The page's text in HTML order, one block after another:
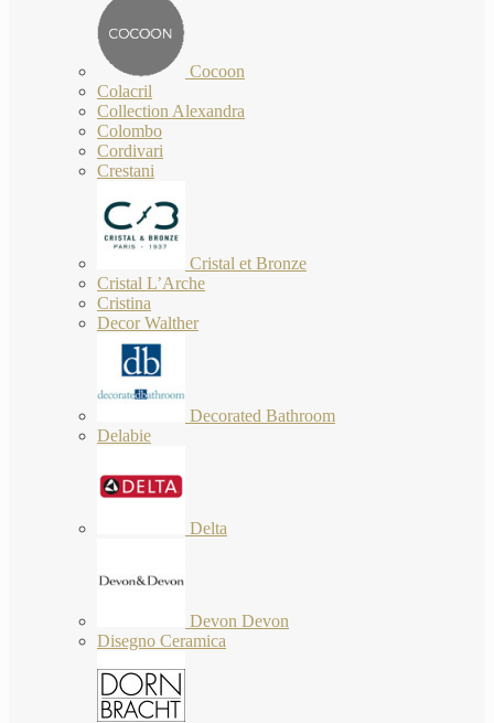
Cocoon
Colacril
Collection Alexandra
Colombo
Cordivari
Crestani
Cristal et Bronze
Cristal L’Arche
Cristina
Decor Walther
Decorated Bathroom
Delabie
Delta
Devon Devon
Disegno Ceramica